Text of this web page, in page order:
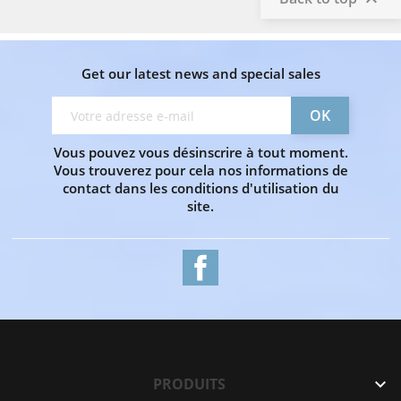
Get our latest news and special sales
Vous pouvez vous désinscrire à tout moment.
Vous trouverez pour cela nos informations de
contact dans les conditions d'utilisation du
site.
PRODUITS 